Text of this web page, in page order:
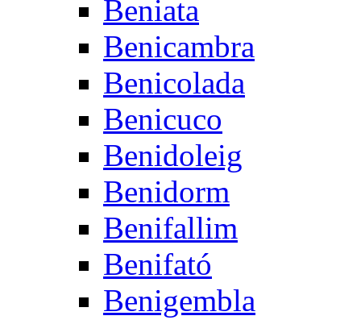
Beniata
Benicambra
Benicolada
Benicuco
Benidoleig
Benidorm
Benifallim
Benifató
Benigembla